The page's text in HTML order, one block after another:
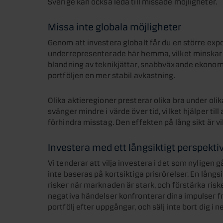
Missa inte globala möjligheter
Genom att investera globalt får du en större
underrepresenterade här hemma, vilket
blandning av teknikjättar, snabbväxande
portföljen en mer stabil avkastning.
Olika aktieregioner presterar olika bra under
svänger mindre i värde över tid, vilket hjälper
förhindra misstag. Den effekten på lång sikt är
Investera med ett långsiktigt
Vi tenderar att vilja investera i det som nyligen
inte baseras på kortsiktiga prisrörelser. En
risker när marknaden är stark, och förstärka
negativa händelser konfronterar dina impulser
portfölj efter uppgångar, och sälj inte bort dig i